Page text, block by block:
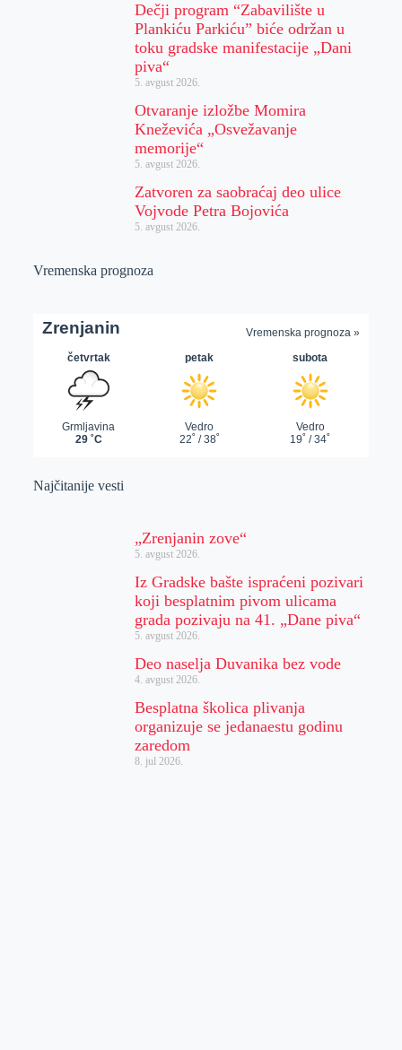
Dečji program “Zabavilište u
Plankiću Parkiću” biće održan u
toku gradske manifestacije „Dani
piva“
5. avgust 2026.
Otvaranje izložbe Momira
Kneževića „Osvežavanje
memorije“
5. avgust 2026.
Zatvoren za saobraćaj deo ulice
Vojvode Petra Bojovića
5. avgust 2026.
Vremenska prognoza
Najčitanije vesti
„Zrenjanin zove“
5. avgust 2026.
Iz Gradske bašte ispraćeni pozivari
koji besplatnim pivom ulicama
grada pozivaju na 41. „Dane piva“
5. avgust 2026.
Deo naselja Duvanika bez vode
4. avgust 2026.
Besplatna školica plivanja
organizuje se jedanaestu godinu
zaredom
8. jul 2026.